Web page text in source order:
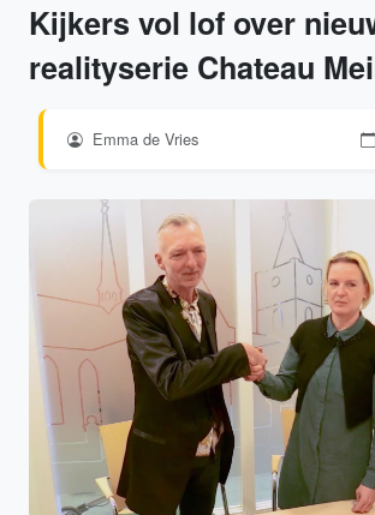
Kijkers vol lof over
realityserie Chateau
Emma de Vries